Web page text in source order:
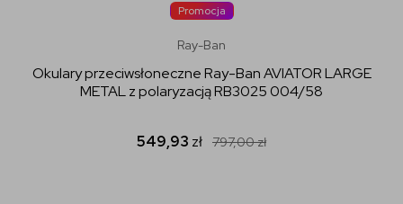
Promocja
Ray-Ban
Okulary przeciwsłoneczne Ray-Ban AVIATOR LARGE
METAL z polaryzacją RB3025 004/58
549,93 zł 797,00zł